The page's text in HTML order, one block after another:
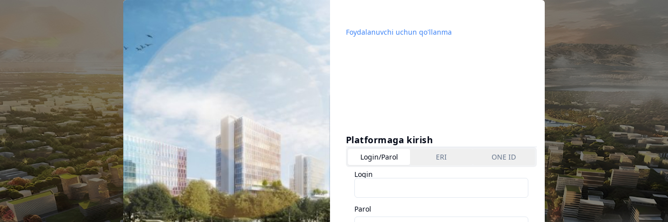
Foydalanuvchi uchun qo'llanma
Platformaga kirish
Login/Parol ERI
ONE ID
Login
Parol